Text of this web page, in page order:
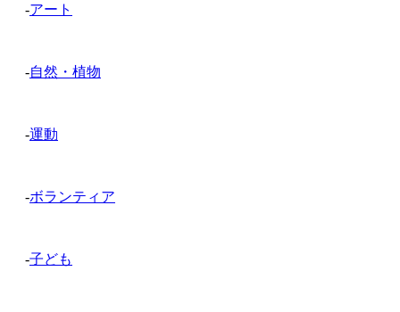
-アート
-自然・植物
-運動
-ボランティア
-子ども